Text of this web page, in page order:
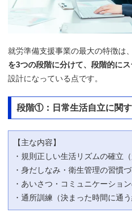
就労準備支援事業の最大の特徴は、
を3つの段階に分けて、段階的に
設計になっている点です。
段階①：日常生活自立に関
【主な内容】
・規則正しい生活リズムの確立
・身だしなみ・衛生管理の習慣
・あいさつ・コミュニケーショ